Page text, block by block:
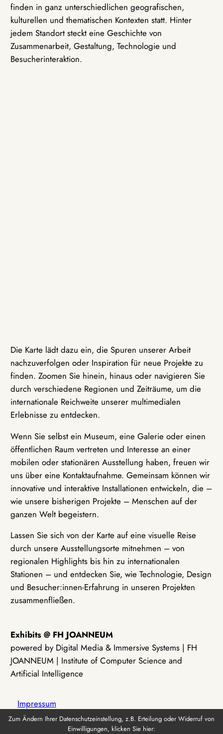
finden in ganz unterschiedlichen geografischen,
kulturellen und thematischen Kontexten statt. Hinter
jedem Standort steckt eine Geschichte von
Zusammenarbeit, Gestaltung, Technologie und
Besucherinteraktion.
Die Karte lädt dazu ein, die Spuren unserer Arbeit
nachzuverfolgen oder Inspiration für neue Projekte zu
finden. Zoomen Sie hinein, hinaus oder navigieren Sie
durch verschiedene Regionen und Zeiträume, um die
internationale Reichweite unserer multimedialen
Erlebnisse zu entdecken.
Wenn Sie selbst ein Museum, eine Galerie oder einen
öffentlichen Raum vertreten und Interesse an einer
mobilen oder stationären Ausstellung haben, freuen wir
uns über eine Kontaktaufnahme. Gemeinsam können wir
innovative und interaktive Installationen entwickeln, die –
wie unsere bisherigen Projekte – Menschen auf der
ganzen Welt begeistern.
Lassen Sie sich von der Karte auf eine visuelle Reise
durch unsere Ausstellungsorte mitnehmen – von
regionalen Highlights bis hin zu internationalen
Stationen – und entdecken Sie, wie Technologie, Design
und Besucher:innen-Erfahrung in unseren Projekten
zusammenfließen.
Exhibits @ FH JOANNEUM
powered by Digital Media & Immersive Systems | FH
JOANNEUM | Institute of Computer Science and
Artificial Intelligence
Impressum
Zum Ändern Ihrer Datenschutzeinstellung, z.B. Erteilung oder Widerruf von
Einwilligungen, klicken Sie hier: